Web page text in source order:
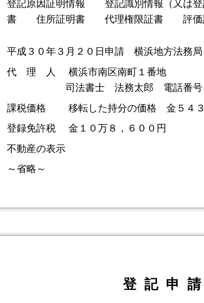
登記原因証明情報 登記識別情報（又は
書 住所証明書 代理権限証書 評
平成３０年３月２０日申請 横浜地方法務
代 理 人 横浜市南区南町１番地
司法書士 法務太郎 電話番
課税価格
移転した持分の価格 金５４
登録免許税 金１０万８，６００円
不動産の表示
～省略～
登 記 申